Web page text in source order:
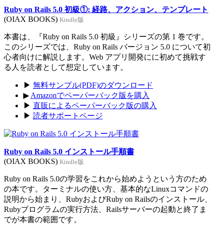
Ruby on Rails 5.0 初級①: 経路、アクション、テンプレート
(OIAX BOOKS) Kindle版
本書は、『Ruby on Rails 5.0 初級』シリーズの第 1 巻です。
このシリーズでは、Ruby on Rails バージョン 5.0 について初
心者向けに解説します。Web アプリ開発にに初めて挑戦す
る人を読者として想定しています。
▶ 無料サンプル(PDF)のダウンロード
▶ Amazonでペーパーバック版を購入
▶ 直販によるペーパーバック版の購入
▶ 読者サポートページ
Ruby on Rails 5.0 インストール手順書
(OIAX BOOKS) Kindle版
Ruby on Rails 5.0の学習をこれから始めようという方のため
の本です。ターミナルの使い方、基本的なLinuxコマンドの
説明から始まり、RubyおよびRuby on Railsのインストール、
Rubyプログラムの実行方法、Railsサーバーの起動と終了ま
でが本書の範囲です。